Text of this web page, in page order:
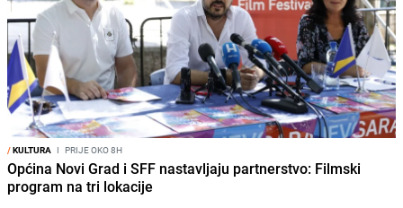
/KULTURA I PRIJE OKO 8H
Općina Novi Grad i SFF nastavljaju partnerstvo: Filmski
program na tri lokacije